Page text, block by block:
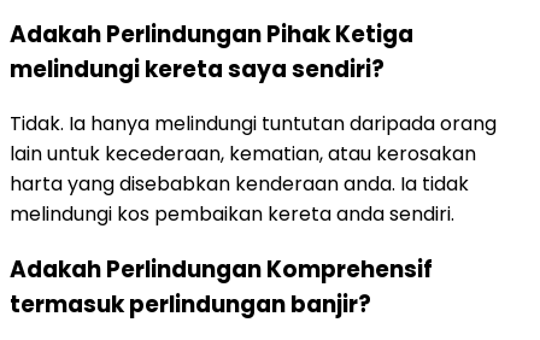
Adakah Perlindungan Pihak Ketiga
melindungi kereta saya sendiri?
Tidak. Ia hanya melindungi tuntutan daripada orang
lain untuk kecederaan, kematian, atau kerosakan
harta yang disebabkan kenderaan anda. Ia tidak
melindungi kos pembaikan kereta anda sendiri.
Adakah Perlindungan Komprehensif
termasuk perlindungan banjir?